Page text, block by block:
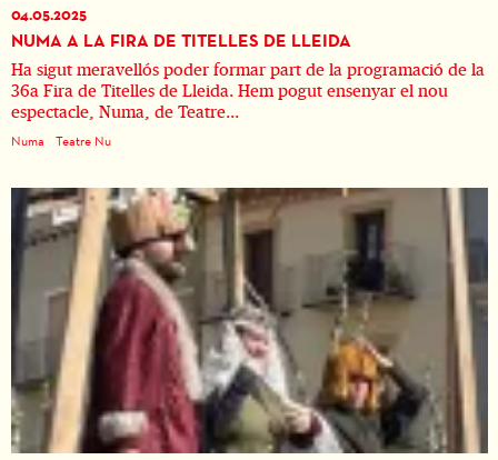
04.05.2025
NUMA A LA FIRA DE TITELLES DE LLEIDA
Ha sigut meravellós poder formar part de la programació de la
36a Fira de Titelles de Lleida. Hem pogut ensenyar el nou
espectacle, Numa, de Teatre...
Numa Teatre Nu